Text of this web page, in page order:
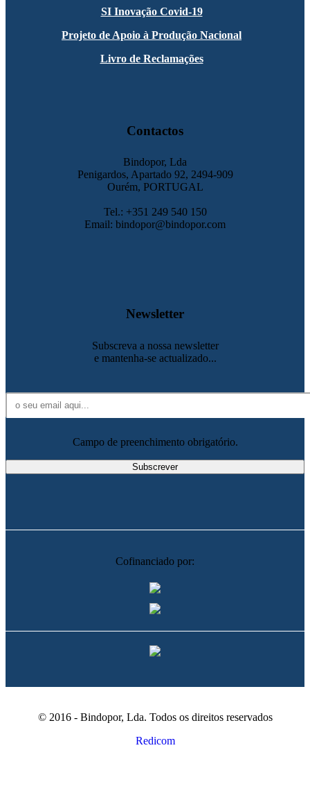
SI Inovação Covid-19
Projeto de Apoio à Produção Nacional
Livro de Reclamações
Contactos
Bindopor, Lda
Penigardos, Apartado 92, 2494-909
Ourém, PORTUGAL
Tel.: +351 249 540 150
Email: bindopor@bindopor.com
Newsletter
Subscreva a nossa newsletter
e mantenha-se actualizado...
Campo de preenchimento obrigatório.
Cofinanciado por:
© 2016 - Bindopor, Lda. Todos os direitos reservados
Redicom